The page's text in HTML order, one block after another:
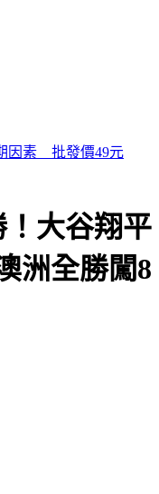
撒野 台鐵不忍要提告
大谷翔平
洲全勝闖8